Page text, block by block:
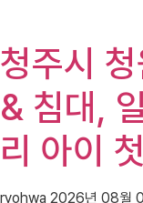
청주시
& 침대,
리 아이
ryohwa 2026년 08월